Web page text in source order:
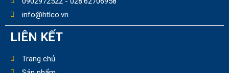
info@htlco.vn
LIÊN KẾT
Trang chủ